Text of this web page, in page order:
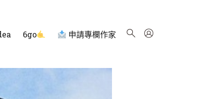
6go 申請專欄作家